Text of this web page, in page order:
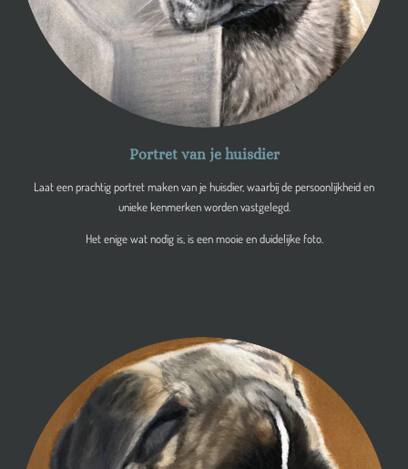
Portret van je huisdier
Laat een prachtig portret maken van je huisdier, waarbij de persoonlijkheid en
unieke kenmerken worden vastgelegd.
Het enige wat nodig is, is een mooie en duidelijke foto.